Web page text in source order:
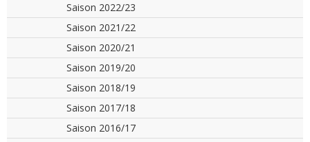
Saison 2022/23
Saison 2021/22
Saison 2020/21
Saison 2019/20
Saison 2018/19
Saison 2017/18
Saison 2016/17